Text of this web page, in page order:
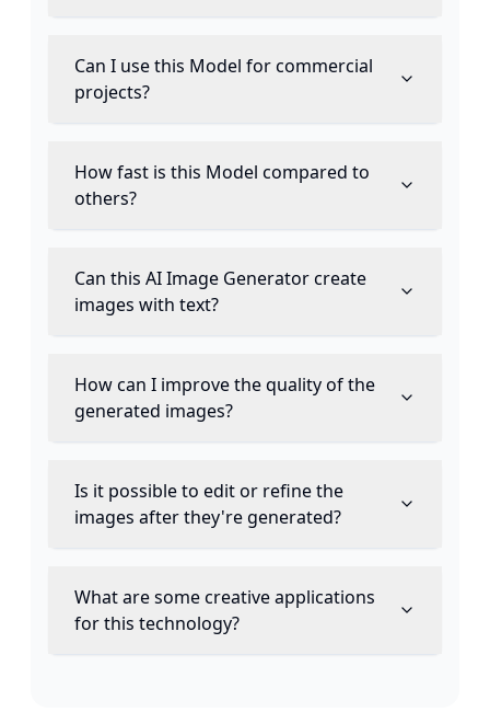
Can I use this Model for commercial
projects?
How fast is this Model compared to
others?
Can this AI Image Generator create
images with text?
How can I improve the quality of the
generated images?
Is it possible to edit or refine the
images after they're generated?
What are some creative applications
for this technology?